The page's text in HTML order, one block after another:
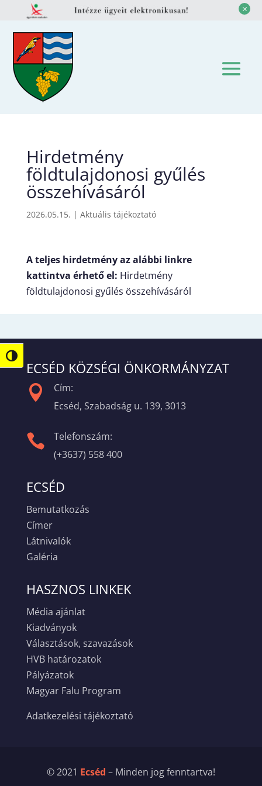
Nagy kontraszt váltása
M
Hirdetmény
földtulajdonosi gyűlés
összehívásáról
2026.05.15. | Aktuális tájékoztató
A teljes hirdetmény az alábbi linkre
kattintva érhető el: Hirdetmény
földtulajdonosi gyűlés összehívásáról
ECSÉD KÖZSÉGI ÖNKORMÁNYZAT

Cím:
Ecséd, Szabadság u. 139, 3013

Telefonszám:
(+3637) 558 400
ECSÉD
Bemutatkozás
Címer
Látnivalók
Galéria
HASZNOS LINKEK
Média ajánlat
Kiadványok
Választások, szavazások
HVB határozatok
Pályázatok
Magyar Falu Program
Adatkezelési tájékoztató
© 2021 Ecséd – Minden jog fenntartva!